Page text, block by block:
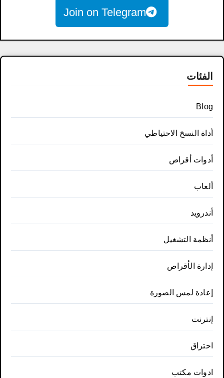
Join on Telegram
الفئات
Blog
أداة النسخ الاحتياطي
أدوات أقراص
ألعاب
أندرويد
أنظمة التشغيل
إدارة الأقراص
إعادة لمس الصورة
إنترنت
احتراق
ادوات مكتب